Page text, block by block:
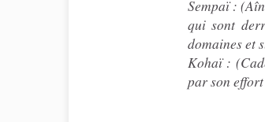
Sempaï :
qui sont
domaines et
Kohaï :
par son